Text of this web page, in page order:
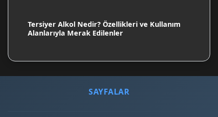
Tersiyer Alkol Nedir? Özellikleri ve Kullanım
Alanlarıyla Merak Edilenler
SAYFALAR